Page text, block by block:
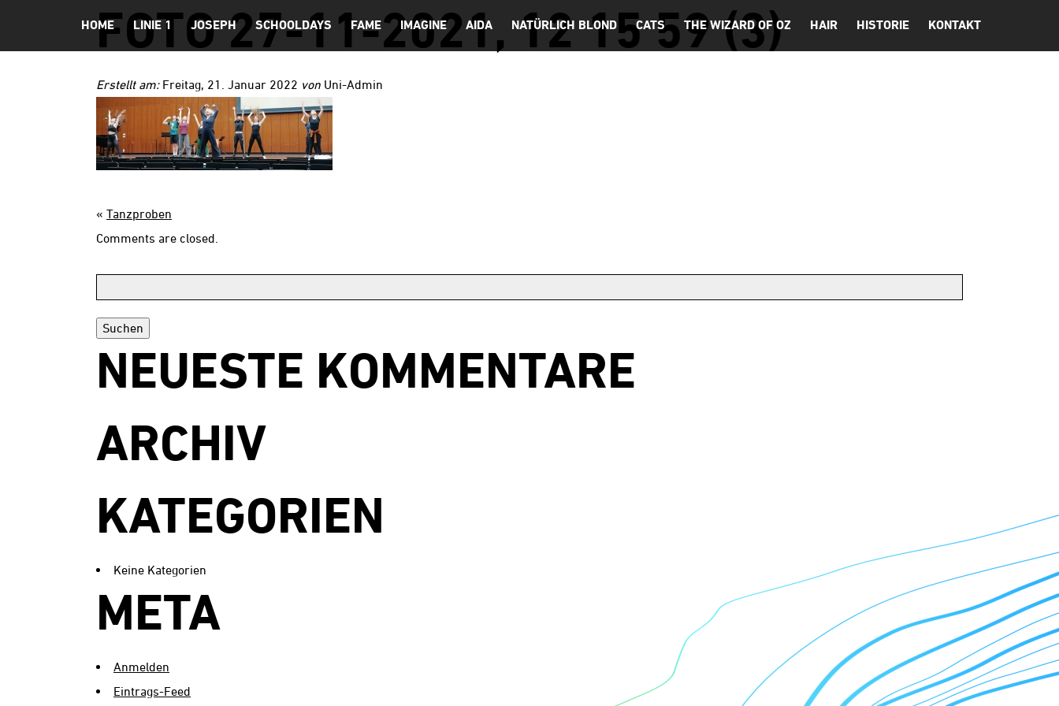
HOME LINIE 1 JOSEPH SCHOOLDAYS FAME IMAGINE AIDA NATÜRLICH BLOND CATS THE WIZARD OF OZ HAIR HISTORIE KONTAKT
FOTO 27-11-2021, 12 15 59 (3)
Erstellt am:Freitag, 21. Januar 2022 von Uni-Admin
« Tanzproben
Comments are closed.
NEUESTE KOMMENTARE
ARCHIV
KATEGORIEN
Keine Kategorien
META
Anmelden
Eintrags-Feed